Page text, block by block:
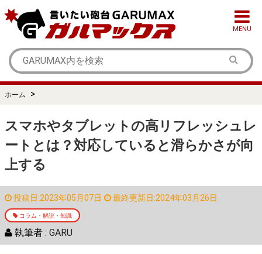
MENU
ホーム >
スマホやタブレットの高リフレッシュレ
ートとは？対応していると滑らかさが向
上する
投稿日:2023年05月07日 最終更新日:2024年03月26日
コラム・解説・知識
執筆者 : GARU